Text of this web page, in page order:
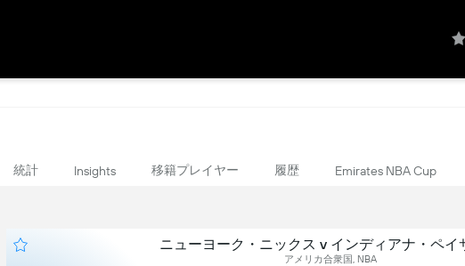
統計 Insights 移籍プレイヤー 履歴 Emirates NBA Cup
ニューヨーク・ニックス v インディアナ・ペイ
アメリカ合衆国, NBA